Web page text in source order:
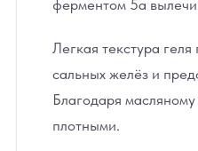
ферментом 5а
Легкая текстура
сальных желёз и
Благодаря
плотными.